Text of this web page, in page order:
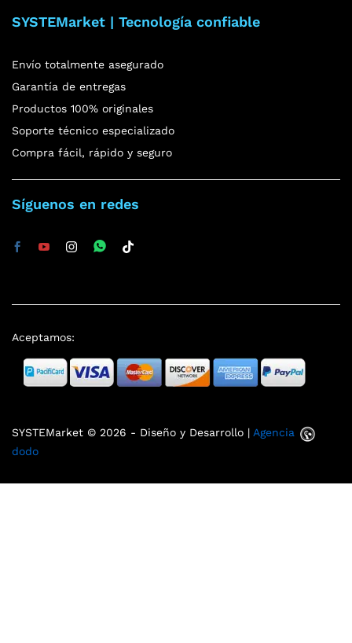
SYSTEMarket | Tecnología confiable
Envío totalmente asegurado
Garantía de entregas
Productos 100% originales
Soporte técnico especializado
Compra fácil, rápido y seguro
Síguenos en redes
SYSTEMarket © 2026 - Diseño y Desarrollo | Agencia
dodo
Aceptamos: